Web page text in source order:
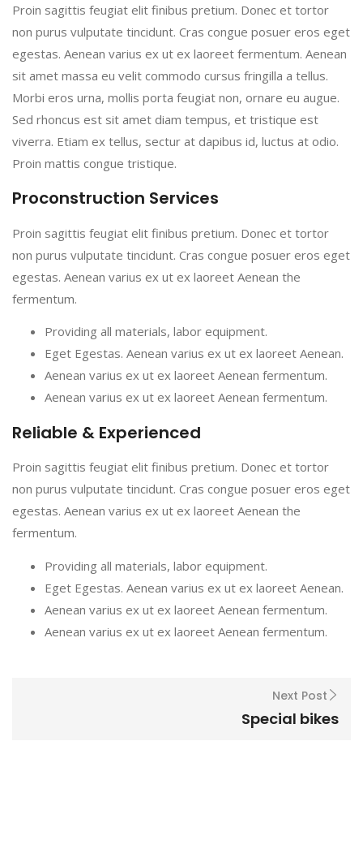
Proin sagittis feugiat elit finibus pretium. Donec et tortor
non purus vulputate tincidunt. Cras congue posuer eros eget
egestas. Aenean varius ex ut ex laoreet fermentum. Aenean
sit amet massa eu velit commodo cursus fringilla a tellus.
Morbi eros urna, mollis porta feugiat non, ornare eu augue.
Sed rhoncus est sit amet diam tempus, et tristique est
viverra. Etiam ex tellus, sectur at dapibus id, luctus at odio.
Proin mattis congue tristique.
Proconstruction Services
Proin sagittis feugiat elit finibus pretium. Donec et tortor
non purus vulputate tincidunt. Cras congue posuer eros eget
egestas. Aenean varius ex ut ex laoreet Aenean the
fermentum.
Providing all materials, labor equipment.
Eget Egestas. Aenean varius ex ut ex laoreet Aenean.
Aenean varius ex ut ex laoreet Aenean fermentum.
Aenean varius ex ut ex laoreet Aenean fermentum.
Reliable & Experienced
Proin sagittis feugiat elit finibus pretium. Donec et tortor
non purus vulputate tincidunt. Cras congue posuer eros eget
egestas. Aenean varius ex ut ex laoreet Aenean the
fermentum.
Providing all materials, labor equipment.
Eget Egestas. Aenean varius ex ut ex laoreet Aenean.
Aenean varius ex ut ex laoreet Aenean fermentum.
Aenean varius ex ut ex laoreet Aenean fermentum.
Next Post
Special bikes